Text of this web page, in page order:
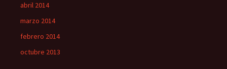
abril 2014
marzo 2014
febrero 2014
octubre 2013